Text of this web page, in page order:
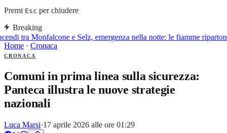
Premi Esc per chiudere
Breaking
tra Monfalcone e Selz, emergenza nella notte: le fiamme
Home · Cronaca
CRONACA
Comuni in prima linea sulla sicurezza:
Panteca illustra le nuove strategie
nazionali
Luca Marsi·17 aprile 2026 alle ore 01:29